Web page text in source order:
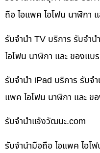
ถือ ไอแพค ไอโฟน นาฬิกา
รับจำนำ TV บริการ รับจำ
ไอโฟน นาฬิกา และ ของแบ
รับจำนำ iPad บริการ รับจ
แพค ไอโฟน นาฬิกา และ ข
รับจํานําแจ้งวัฒนะ.com
รับจำนำมือถือ ไอแพค ไอโ